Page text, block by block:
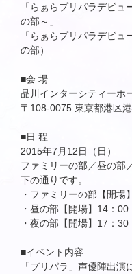
「らぁらプリパラデビ
の部～」
「らぁらプリパラデビ
の部）
■会 場
品川インターシティーホ
〒108-0075 東京都港区
■日 程
2015年7月12日（日）
ファミリーの部／昼の部
下の通りです。
・ファミリーの部【開
・昼の部【開場】14：
・夜の部【開場】17：
■イベント内容
「プリパラ」声優陣出演